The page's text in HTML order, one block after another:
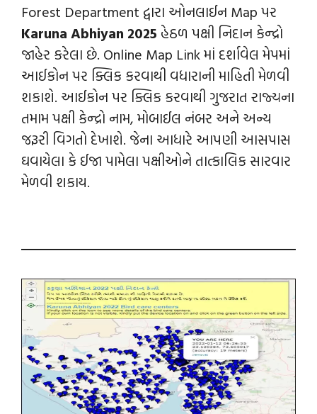
Forest Department દ્વારા ઓનલાઈન Map પર
Karuna Abhiyan 2025 હેઠળ પક્ષી નિદાન કેન્દ્રો
જાહેર કરેલા છે. Online Map Link માં દર્શાવેલ મેપમાં
આઈકોન પર ક્લિક કરવાથી વધારાની માહિતી મેળવી
શકાશે. આઈકોન પર ક્લિક કરવાથી ગુજરાત રાજ્યના
તમામ પક્ષી કેન્દ્રો નામ, મોબાઈલ નંબર અને અન્ય
જરૂરી વિગતો દેખાશે. જેના આધારે આપણી આસપાસ
ઘવાયેલા કે ઈજા પામેલા પક્ષીઓને તાત્કાલિક સારવાર
મેળવી શકાય.